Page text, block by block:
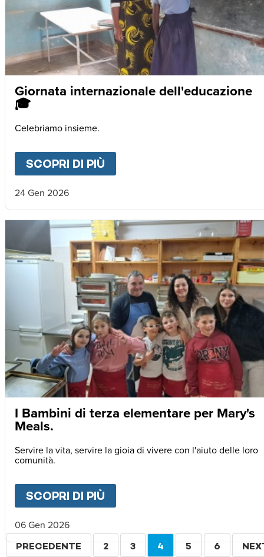
Giornata internazionale dell'educazione
🎓
Celebriamo insieme.
SCOPRI DI PIÙ
24 Gen 2026
I Bambini di terza elementare per Mary's
Meals.
Servire la vita, servire la gioia di vivere con l'aiuto delle loro
comunità.
SCOPRI DI PIÙ
06 Gen 2026
Paginazione
PAGINA
PRECEDENTE PAGINA
2 PAGINA
3
PAGINA
4 PAGINA
5 PAGINA
6